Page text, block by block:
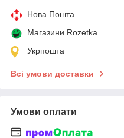
Нова Пошта
Магазини Rozetka
Укрпошта
Всі умови доставки
Умови оплати